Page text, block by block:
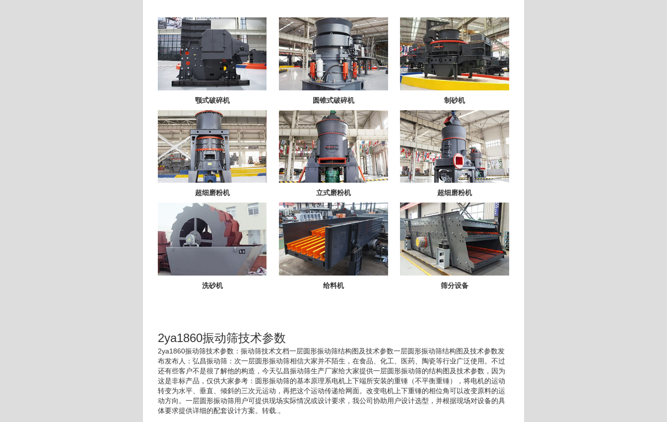
颚式破碎机 圆锥式破碎机 制砂机
超细磨粉机 立式磨粉机 超细磨粉机
洗砂机 给料机 筛分设备
2ya1860振动筛技术参数
2ya1860振动筛技术参数：振动筛技术文档一层圆形振动筛结构图及技术参数一层圆形振动筛结构图及技术参数发
布发布人：弘昌振动筛：次一层圆形振动筛相信大家并不陌生，在食品、化工、医药、陶瓷等行业广泛使用。不过
还有些客户不是很了解他的构造，今天弘昌振动筛生产厂家给大家提供一层圆形振动筛的结构图及技术参数，因为
这是非标产品，仅供大家参考：圆形振动筛的基本原理系电机上下端所安装的重锤（不平衡重锤），将电机的运动
转变为水平、垂直、倾斜的三次元运动，再把这个运动传递给网面。改变电机上下重锤的相位角可以改变原料的运
动方向。一层圆形振动筛用户可提供现场实际情况或设计要求，我公司协助用户设计选型，并根据现场对设备的具
体要求提供详细的配套设计方案。转载.。